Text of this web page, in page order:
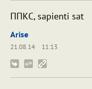
ППКС, sapienti sat
Arise
21.08.14
11:13